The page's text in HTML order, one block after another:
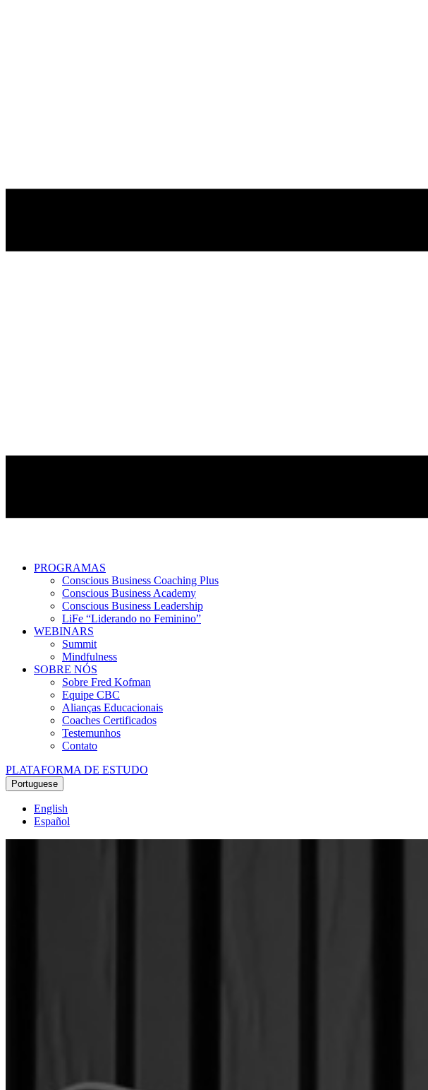
PROGRAMAS
Conscious Business Coaching Plus
Conscious Business Academy
Conscious Business Leadership
LiFe “Liderando no Feminino”
WEBINARS
Summit
Mindfulness
SOBRE NÓS
Sobre Fred Kofman
Equipe CBC
Alianças Educacionais
Coaches Certificados
Testemunhos
Contato
PLATAFORMA DE ESTUDO
Portuguese
English
Español